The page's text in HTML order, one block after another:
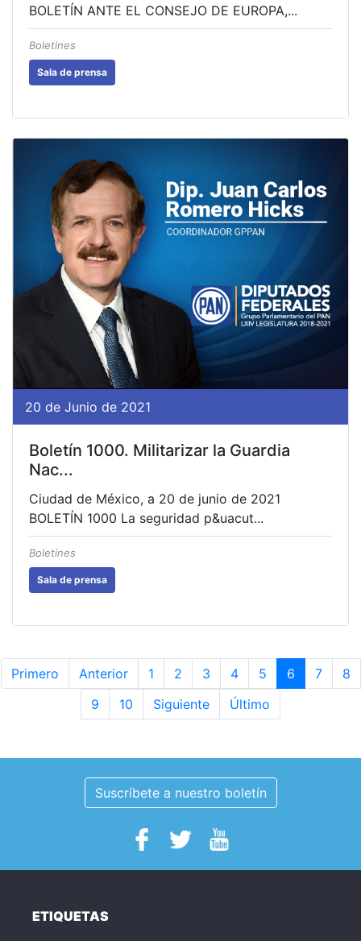
BOLETÍN ANTE EL CONSEJO DE EUROPA,...
Boletines
Sala de prensa
20 de Junio de 2021
Boletín 1000. Militarizar la Guardia
Nac...
Ciudad de México, a 20 de junio de 2021
BOLETÍN 1000 La seguridad p&uacut...
Boletines
Sala de prensa
Primero Anterior 1 2 3 4 5 6 7
8
9
10 Siguiente Último
Suscríbete a nuestro boletín
ETIQUETAS